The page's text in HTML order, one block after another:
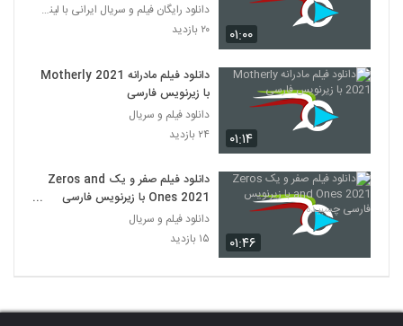
۰۱:۰۰
دانلود رایگان فیلم و سریال ایرانی با لینک مستقیم
۲۰ بازدید
۰۱:۱۴
دانلود فیلم مادرانه Motherly 2021
با زیرنویس فارسی
دانلود فیلم و سریال
۲۴ بازدید
۰۱:۴۶
دانلود فیلم صفر و یک Zeros and
Ones 2021 با زیرنویس فارسی
چسبیده
دانلود فیلم و سریال
۱۵ بازدید